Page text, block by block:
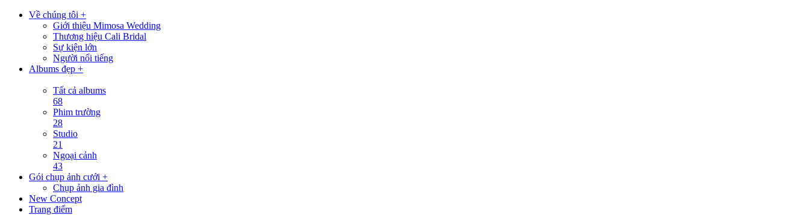
Về chúng tôi +
Giới thiệu Mimosa Wedding
Thương hiệu Cali Bridal
Sự kiện lớn
Người nổi tiếng
Albums đẹp +
Tất cả albums
68
Phim trường
28
Studio
21
Ngoại cảnh
43
Gói chụp ảnh cưới +
Chụp ảnh gia đình
New Concept
Trang điểm